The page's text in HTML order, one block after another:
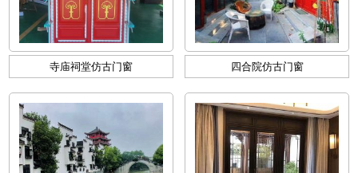
寺庙祠堂仿古门窗 四合院仿古门窗